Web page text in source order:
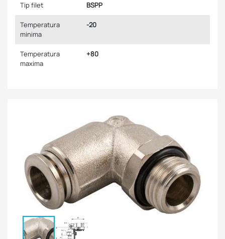
Tip filet BSPP
Temperatura
minima
-20
Temperatura
maxima
+80